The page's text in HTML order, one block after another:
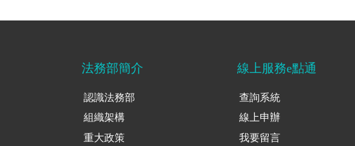
法務部簡介
認識法務部
組織架構
重大政策
線上服務e點通
查詢系統
線上申辦
我要留言